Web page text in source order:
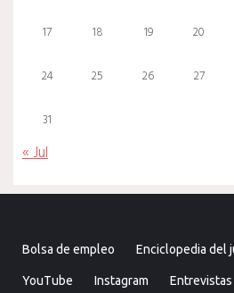
17 18 19 20
24 25 26 27
31
« Jul
Bolsa de empleo Enciclopedia del
YouTube Instagram Entrevistas